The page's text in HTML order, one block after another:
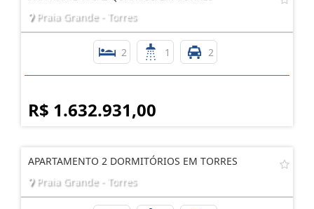
Praia Grande - Torres
2 1 2
R$ 1.632.931,00
APARTAMENTO 2 DORMITÓRIOS EM TORRES
Praia Grande - Torres